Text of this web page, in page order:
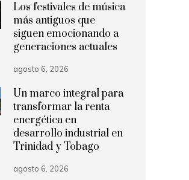
Los festivales de música
más antiguos que
siguen emocionando a
generaciones actuales
agosto 6, 2026
Un marco integral para
transformar la renta
energética en
desarrollo industrial en
Trinidad y Tobago
agosto 6, 2026